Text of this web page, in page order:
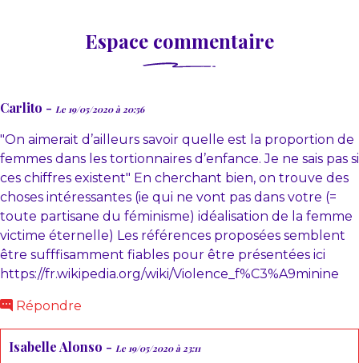
Espace commentaire
Carlito - Le 19/05/2020 à 20:56
"On aimerait d’ailleurs savoir quelle est la proportion de
femmes dans les tortionnaires d’enfance. Je ne sais pas si
ces chiffres existent" En cherchant bien, on trouve des
choses intéressantes (ie qui ne vont pas dans votre (=
toute partisane du féminisme) idéalisation de la femme
victime éternelle) Les références proposées semblent
être sufffisamment fiables pour être présentées ici
https://fr.wikipedia.org/wiki/Violence_f%C3%A9minine
Répondre
Isabelle Alonso - Le 19/05/2020 à 23:11